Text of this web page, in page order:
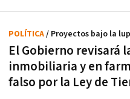
El Gobierno revisará
inmobiliaria y en
falso por la Ley de
POLÍTICA/ Proyectos bajo la